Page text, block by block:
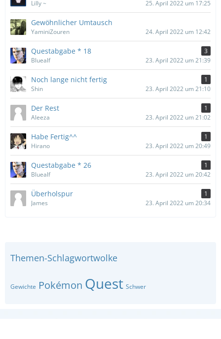
Lilly ~ 25. April 2022 um 17:25
Gewöhnlicher Umtausch
YaminiZouren 24. April 2022 um 12:42
Questabgabe * 18
3
Bluealf
23. April 2022 um 21:39
Noch lange nicht fertig
1
Shin
23. April 2022 um 21:10
Der Rest
1
Aleeza
23. April 2022 um 21:02
Habe Fertig^^
1
Hirano
23. April 2022 um 20:49
Questabgabe * 26
1
Bluealf
23. April 2022 um 20:42
Überholspur
1
James
23. April 2022 um 20:34
Themen-Schlagwortwolke
Gewichte Pokémon Quest Schwer